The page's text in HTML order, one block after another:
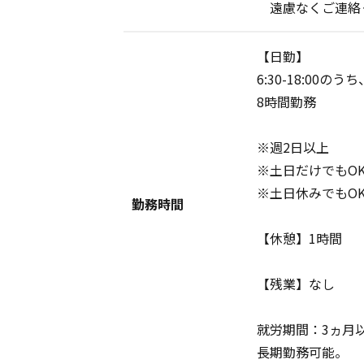
遠慮なくご連
勤務時間
【日勤】
6:30-18:00のうち、
8時間勤務
※週2日以上
※土日だけでも
※土日休みでもOK
【休憩】1時間
【残業】なし
就労期間：3ヵ月
長期勤務可能。